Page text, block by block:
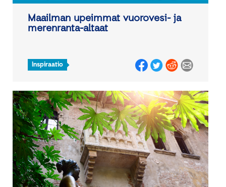
Maailman upeimmat vuorovesi- ja
merenranta-altaat
Inspiraatio